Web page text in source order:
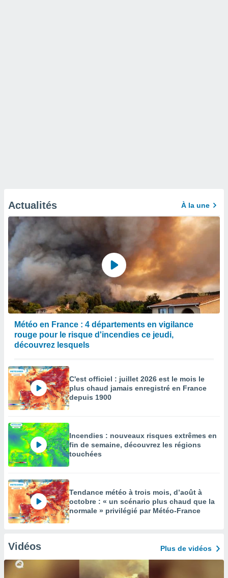
Actualités À la une
Météo en France : 4 départements en vigilance
rouge pour le risque d'incendies ce jeudi,
découvrez lesquels
C'est officiel : juillet 2026 est le mois le
plus chaud jamais enregistré en France
depuis 1900
Incendies : nouveaux risques extrêmes en
fin de semaine, découvrez les régions
touchées
Tendance météo à trois mois, d’août à
octobre : « un scénario plus chaud que la
normale » privilégié par Météo-France
Vidéos Plus de vidéos